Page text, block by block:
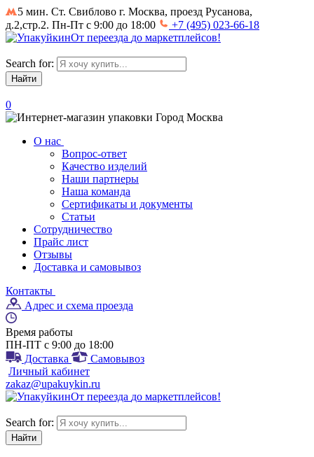
5 мин. Ст. Свиблово г. Москва, проезд Русанова,
д.2,стр.2. Пн-Пт с 9:00 до 18:00
+7 (495) 023-66-18
От переезда до маркетплейсов!
Search for:
0
Город Москва
О нас
Вопрос-ответ
Качество изделий
Наши партнеры
Наша команда
Сертификаты и документы
Статьи
Сотрудничество
Прайс лист
Отзывы
Доставка и самовывоз
Контакты
Адрес и схема проезда
Время работы
ПН-ПТ с 9:00 до 18:00
Доставка
Самовывоз
Личный кабинет
zakaz@upakuykin.ru
От переезда до маркетплейсов!
Search for: